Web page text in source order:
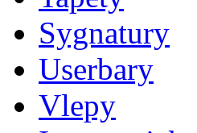
Sygnatury
Userbary
Vlepy